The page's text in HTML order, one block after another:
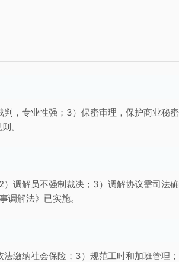
，专业性强；3）保密审理，保护商业秘
。
调解员不强制裁决；3）调解协议需司法
调解法》已实施。
缴纳社会保险；3）规范工时和加班管理